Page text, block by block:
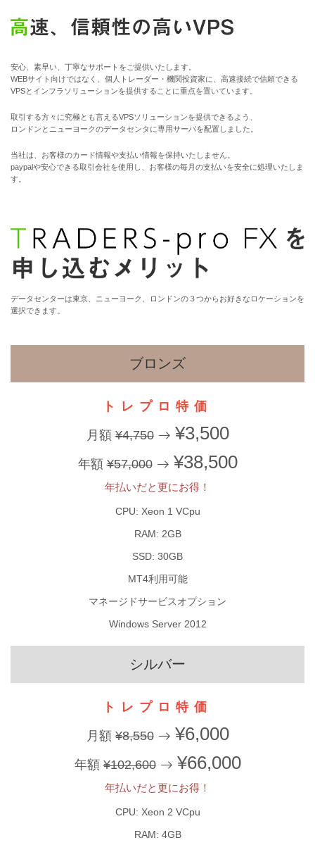
安心、素早い、丁寧なサポートをご提供いたします。
WEBサイト向けではなく、個人トレーダー・機関投資家に、高速接続で信頼できる
VPSとインフラソリューションを提供することに重点を置いています。
取引する方々に究極とも言えるVPSソリューションを提供できるよう、
ロンドンとニューヨークのデータセンタに専用サーバを配置しました。
当社は、お客様のカード情報や支払い情報を保持いたしません。
paypalや安心できる取引会社を使用し、お客様の毎月の支払いを安全に処理いたしま
す。
データセンターは東京、ニューヨーク、ロンドンの３つからお好きなロケーションを
選択できます。
ブロンズ
トレプロ特価
月額¥4,750 ¥3,500
年額¥57,000 ¥38,500
年払いだと更にお得！
CPU: Xeon 1 VCpu
RAM: 2GB
SSD: 30GB
MT4利用可能
マネージドサービスオプション
Windows Server 2012
シルバー
トレプロ特価
月額¥8,550 ¥6,000
年額¥102,600 ¥66,000
年払いだと更にお得！
CPU: Xeon 2 VCpu
RAM: 4GB